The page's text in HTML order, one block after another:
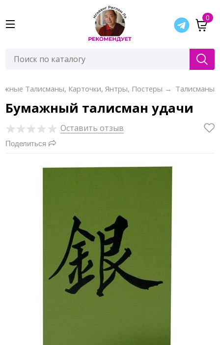
0
Талисманы, Карточки, Янтры, Постеры → Талисманы
Бумажный талисман удачи
Оставить отзыв
Поделиться